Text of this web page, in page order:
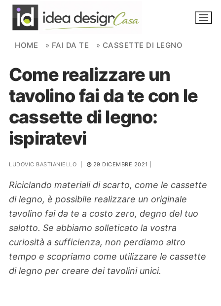
Skip to content
NOVITÀ
AMBIENTI
FAI DA TE
PIANTE
Ortaggio
HOME » FAI DA TE » CASSETTE DI LEGNO
Come realizzare un
tavolino fai da te con le
cassette di legno:
ispiratevi
LUDOVIC BASTIANIELLO 29 DICEMBRE 2021
Riciclando materiali di scarto, come le cassette
di legno, è possibile realizzare un originale
tavolino fai da te a costo zero, degno del tuo
salotto. Se abbiamo solleticato la vostra
curiosità a sufficienza, non perdiamo altro
tempo e scopriamo come utilizzare le cassette
di legno per creare dei tavolini unici.